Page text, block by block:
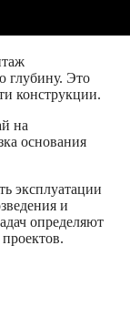
глубину. Это
конструкции.
на
основания
эксплуатации
и
определяют